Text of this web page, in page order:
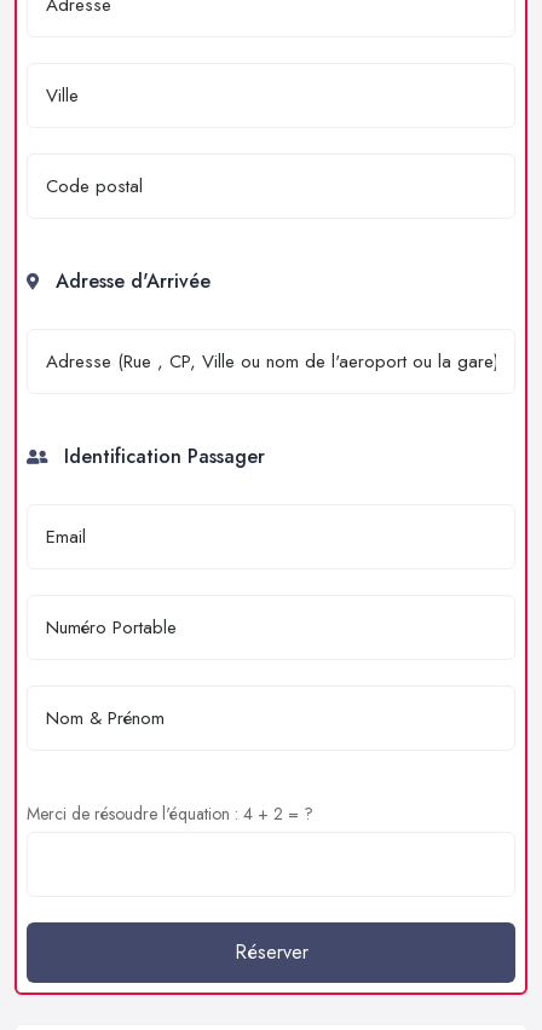
Adresse d'Arrivée
Identification Passager
Merci de résoudre l'équation : 4 + 2 = ?
Réserver